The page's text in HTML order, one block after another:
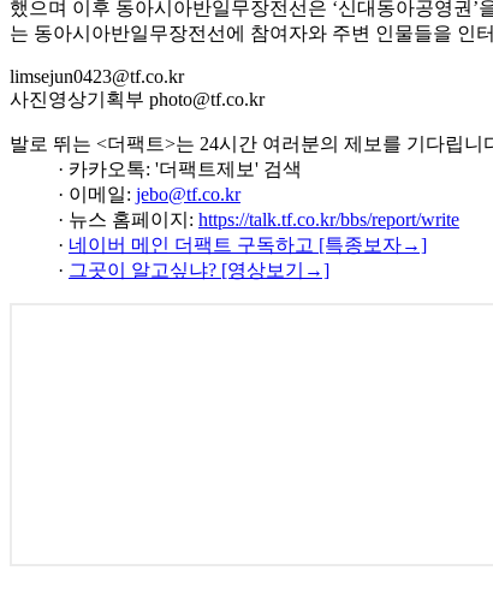
했으며 이후 동아시아반일무장전선은 ‘신대동아공영권
는 동아시아반일무장전선에 참여자와 주변 인물들을 인
limsejun0423@tf.co.kr
사진영상기획부 photo@tf.co.kr
발로 뛰는 <더팩트>는 24시간 여러분의 제보를 기다립니
· 카카오톡: '더팩트제보' 검색
· 이메일: jebo@tf.co.kr
· 뉴스 홈페이지: https://talk.tf.co.kr/bbs/report/write
· 네이버 메인 더팩트 구독하고 [특종보자→]
· 그곳이 알고싶냐? [영상보기→]